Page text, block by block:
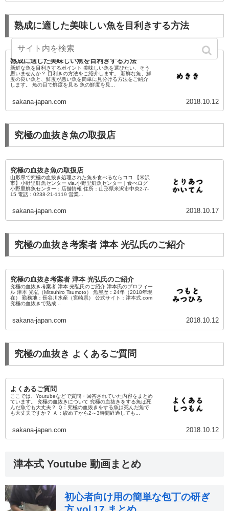
熟成に適した美味しい魚を目利きする方法
熟成に適した美味しい魚を目利きする方法
新鮮な魚を目利きするポイント 美味しい魚を選びたい、そう
思いませんか？ 目利きの方法をご紹介します。 新鮮な魚、鮮
度の良い魚と、鮮度が悪い魚を簡単に見分ける方法をご紹介
します。 魚の目で鮮度を見る 魚の鮮度を見...
sakana-japan.com 2018.10.12
究極の血抜き魚の取扱店
究極の血抜き魚の取扱店
山形県で究極の血抜き処理された魚を食べるならココ 【米沢
市】小野里鮮魚センター via.小野里鮮魚センター｜食べログ
小野里鮮魚センター：店舗情報 住所：山形県米沢市中央2-7-
15 電話：0238-21-1119 営業...
sakana-japan.com 2018.10.17
究極の血抜き考案者 津本 光弘氏のご紹介
究極の血抜き考案者 津本 光弘氏のご紹介
究極の血抜き考案者 津本 光弘氏のご紹介 津本氏のプロフィー
ル 津本 光弘（Mitsuhiro Tsumoto） 魚屋歴：24年（2018年現
在） 勤務地：長谷川水産（宮崎県） 公式サイト：津本式.com
究極の血抜きで熟成...
sakana-japan.com 2018.10.12
究極の血抜き よくあるご質問
よくあるご質問
ここでは、Youtubeなどで質問・回答されていた内容をまとめ
ています。 究極の血抜きについて 究極の血抜きをする魚は死
んだ魚でも大丈夫？ Ｑ：究極の血抜きをする魚は死んだ魚で
も大丈夫ですか？ Ａ：絞めてから2～3時間経過しても...
sakana-japan.com 2018.10.12
津本式 Youtube 動画まとめ
初心者向け用の簡単な包丁の研ぎ